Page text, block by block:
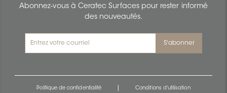
Abonnez-vous à Ceratec Surfaces pour rester informé
des nouveautés.
S'abonner
Politique de confidentialité Conditions d'utilisation